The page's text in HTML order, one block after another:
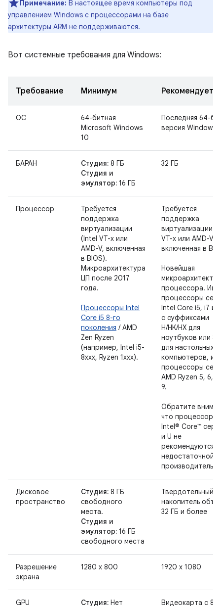
Примечание: В настоящее время компьютеры под
управлением Windows с процессорами на базе
архитектуры ARM не поддерживаются.
Вот системные требования для Windows:
Требование Минимум
ОС
64-битная
Microsoft Windows
10
Последняя 64-
версия Windows
БАРАН Студия: 8 ГБ
Студия и
эмулятор: 16 ГБ
32 ГБ
Процессор
Требуется
поддержка
виртуализации
(Intel VT-x или
AMD-V, включенная
в BIOS).
Микроархитектура
ЦП после 2017
года.
Процессоры Intel
Core i5 8-го
поколения / AMD
Zen Ryzen
(например, Intel i5-
8xxx, Ryzen 1xxx).
Требуется
поддержка
виртуализации
VT-x или AMD-V,
включенная в
Новейшая
процессора.
процессоры
Intel Core i5, i7
с суффиксами
H/HK/HX для
ноутбуков или S/
для настольных
компьютеров,
процессоры
AMD Ryzen 5, 6, 7
9.
Обратите
что процессоры
Intel® Core™
и U не
рекомендуются
недостаточной
Дисковое
пространство
Студия: 8 ГБ
свободного
места.
Студия и
эмулятор: 16 ГБ
свободного места
Твердотельный
накопитель
32 ГБ и более
Разрешение
экрана
1280 x 800 1920 x 1080
GPU Студия: Нет
Видеокарта с 8